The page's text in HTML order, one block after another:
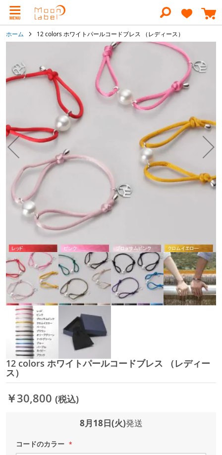
ン
ン
に
検
ホーム 12 colors ホワイトパールコードブレス （レディース）
ー
ジ
ギ
ー
の
最
後
動
す
イ
メ
ー
ジ
ギ
12 colors ホワイトパールコードブレス （レディー
ス）
￥30,800 (税込)
8月18日(火)発送
コードのカラー